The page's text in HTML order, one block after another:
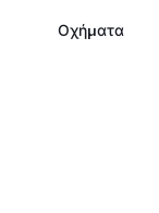
Οχήματα